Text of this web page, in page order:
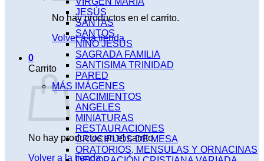
No hay productos en el carrito.
Volver a la tienda
0
Carrito
No hay productos en el carrito.
Volver a la tienda
JESÚS
SANTAS
SANTOS
NIÑO JESÚS
SAGRADA FAMILIA
SANTISIMA TRINIDAD
PARED
MÁS IMÁGENES
NACIMIENTOS
ANGELES
MINIATURAS
RESTAURACIONES
CRUCIFIJOS DE MESA
ORATORIOS, MENSULAS Y ORNACINAS